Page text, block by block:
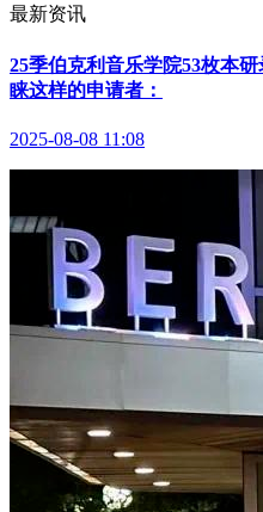
最新资讯
25季伯克利音乐学院53枚本
睐这样的申请者：
2025-08-08 11:08